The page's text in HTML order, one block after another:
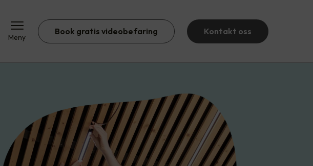
Meny
Book gratis videobefaring Kontakt oss